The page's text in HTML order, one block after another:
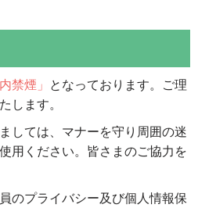
禁煙」 となっております。ご理
します。
しては、マナーを守り周囲の迷
用ください。皆さまのご協力を
のプライバシー及び個人情報保